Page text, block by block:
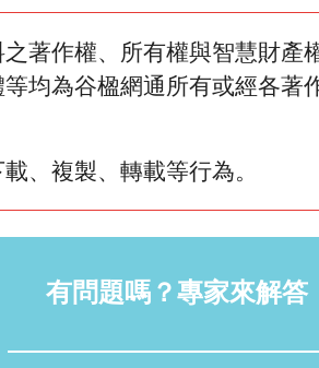
著作權、所有權與智慧財產
均為谷楹網通所有或經各著
、複製、轉載等行為。
有問題嗎？專家來解答